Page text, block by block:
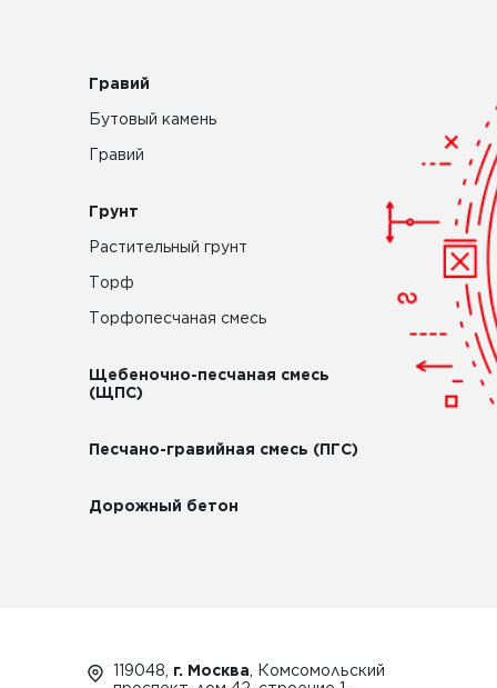
Гравий
Бутовый камень
Гравий
Грунт
Растительный грунт
Торф
Торфопесчаная смесь
Щебеночно-песчаная смесь
(ЩПС)
Песчано-гравийная смесь (ПГС)
Дорожный бетон
119048, г. Москва , Комсомольский